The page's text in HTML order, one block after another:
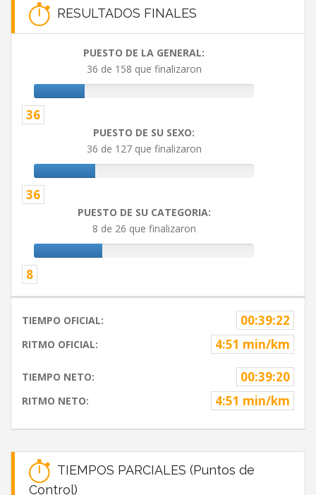
RESULTADOS FINALES
PUESTO DE LA GENERAL:
36 de 158 que finalizaron
36
PUESTO DE SU SEXO:
36 de 127 que finalizaron
36
PUESTO DE SU CATEGORIA:
8 de 26 que finalizaron
8
TIEMPO OFICIAL: 00:39:22
RITMO OFICIAL: 4:51 min/km
TIEMPO NETO: 00:39:20
RITMO NETO: 4:51 min/km
TIEMPOS PARCIALES (Puntos de
Control)